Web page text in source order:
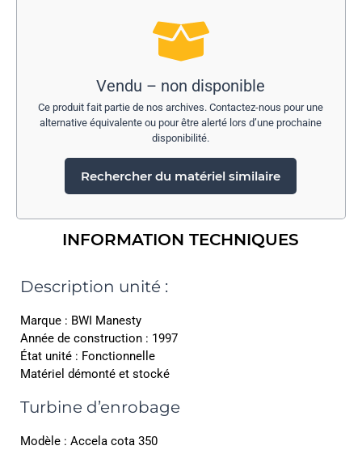
Vendu – non disponible
Ce produit fait partie de nos archives. Contactez-nous pour une
alternative équivalente ou pour être alerté lors d’une prochaine
disponibilité.
Rechercher du matériel similaire
INFORMATION TECHNIQUES
Description unité :
Marque : BWI Manesty
Année de construction : 1997
État unité : Fonctionnelle
Matériel démonté et stocké
Turbine d’enrobage
Modèle : Accela cota 350